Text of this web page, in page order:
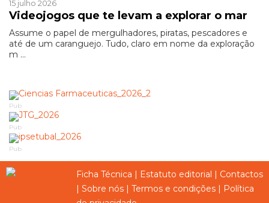
15 julho 2026
Videojogos que te levam a explorar o mar
Assume o papel de mergulhadores, piratas, pescadores e
até de um caranguejo. Tudo, claro em nome da exploração
m ...
Pub
Pub
Pub
Ficha Técnica | Estatuto editorial | Contactos
| Sobre nós | Termos e condições | Política